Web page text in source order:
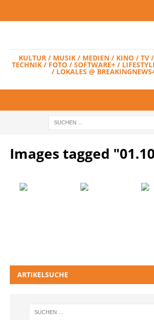
KULTUR / MUSIK / MEDIEN / KINO / TV
TECHNIK / FOTO / SOFTWARE+ /
/ LOKALES @
Images tagged
ARTIKELSUCHE